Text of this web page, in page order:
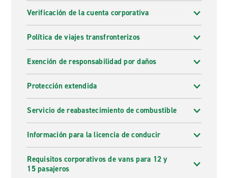
Verificación de la cuenta corporativa
Política de viajes transfronterizos
Exención de responsabilidad por daños
Protección extendida
Servicio de reabastecimiento de combustible
Información para la licencia de conducir
Requisitos corporativos de vans para 12 y
15 pasajeros